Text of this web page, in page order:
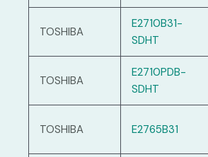
TOSHIBA
E2710B31-
SDHT
TOSHIBA
E2710PDB-
SDHT
TOSHIBA E2765B31